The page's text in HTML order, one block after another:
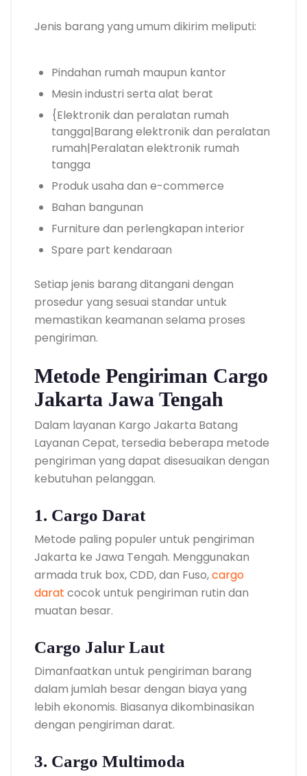
Jenis barang yang umum dikirim meliputi:
Pindahan rumah maupun kantor
Mesin industri serta alat berat
{Elektronik dan peralatan rumah
tangga|Barang elektronik dan peralatan
rumah|Peralatan elektronik rumah
tangga
Produk usaha dan e-commerce
Bahan bangunan
Furniture dan perlengkapan interior
Spare part kendaraan
Setiap jenis barang ditangani dengan
prosedur yang sesuai standar untuk
memastikan keamanan selama proses
pengiriman.
Metode Pengiriman Cargo
Jakarta Jawa Tengah
Dalam layanan Kargo Jakarta Batang
Layanan Cepat, tersedia beberapa metode
pengiriman yang dapat disesuaikan dengan
kebutuhan pelanggan.
1. Cargo Darat
Metode paling populer untuk pengiriman
Jakarta ke Jawa Tengah. Menggunakan
armada truk box, CDD, dan Fuso,cargo
darat cocok untuk pengiriman rutin dan
muatan besar.
Cargo Jalur Laut
Dimanfaatkan untuk pengiriman barang
dalam jumlah besar dengan biaya yang
lebih ekonomis. Biasanya dikombinasikan
dengan pengiriman darat.
3. Cargo Multimoda